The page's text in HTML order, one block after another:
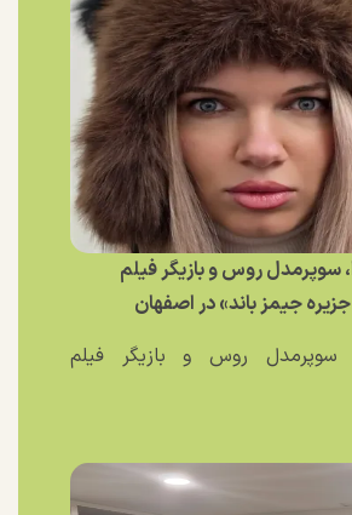
سوپرمدل روس و بازیگر فیلم
جیمز باند» در اصفهان
سوپرمدل روس و بازیگر فیلم